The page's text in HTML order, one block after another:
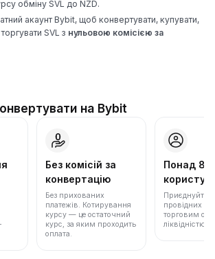
обміну SVL до NZD.
акаунт Bybit, щоб конвертувати, купувати,
SVL з нульовою комісією за
на Bybit
Без комісій за
конвертацію
Без прихованих
платежів. Котирування
курсу — це остаточний
курс, за яким проходить
оплата.
Понад 86
Приєднуйтеся
провідних
торговим
ліквідністю.